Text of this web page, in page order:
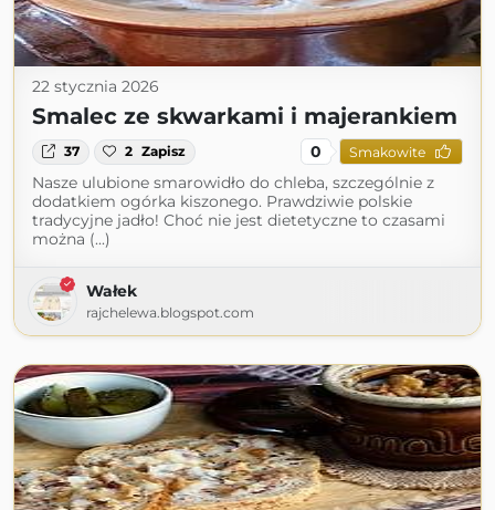
22 stycznia 2026
Smalec ze skwarkami i majerankiem
37 2 Zapisz 0 Smakowite
Nasze ulubione smarowidło do chleba, szczególnie z
dodatkiem ogórka kiszonego. Prawdziwie polskie
tradycyjne jadło! Choć nie jest dietetyczne to czasami
można (...)
Wałek
rajchelewa.blogspot.com